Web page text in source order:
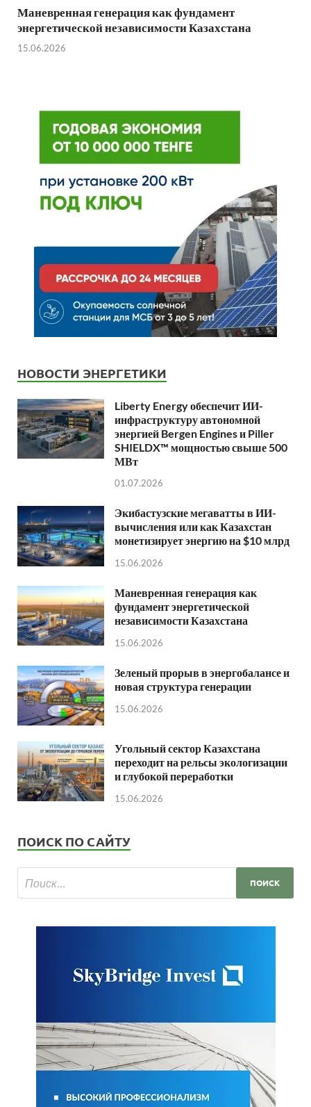
Маневренная генерация как фундамент
энергетической независимости Казахстана
15.06.2026
НОВОСТИ ЭНЕРГЕТИКИ
Liberty Energy обеспечит ИИ-
инфраструктуру автономной
энергией Bergen Engines и Piller
SHIELDX™ мощностью свыше 500
МВт
01.07.2026
Экибастузские мегаватты в ИИ-
вычисления или как Казахстан
монетизирует энергию на $10 млрд
15.06.2026
Маневренная генерация как
фундамент энергетической
независимости Казахстана
15.06.2026
Зеленый прорыв в энергобалансе и
новая структура генерации
15.06.2026
Угольный сектор Казахстана
переходит на рельсы экологизации
и глубокой переработки
15.06.2026
ПОИСК ПО САЙТУ